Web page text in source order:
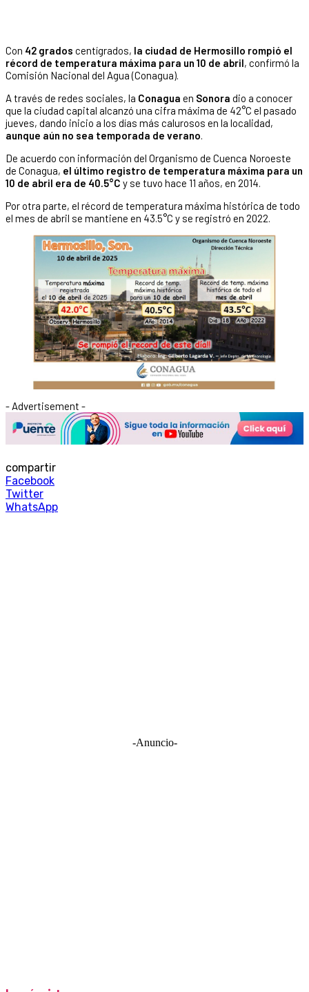
Con 42 grados centígrados, la ciudad de Hermosillo rompió el
récord de temperatura máxima para un 10 de abril, confirmó la
Comisión Nacional del Agua (Conagua).
A través de redes sociales, la Conagua en Sonora dio a conocer
que la ciudad capital alcanzó una cifra máxima de 42°C el pasado
jueves, dando inicio a los días más calurosos en la localidad,
aunque aún no sea temporada de verano.
De acuerdo con información del Organismo de Cuenca Noroeste
de Conagua, el último registro de temperatura máxima para un
10 de abril era de 40.5°C y se tuvo hace 11 años, en 2014.
Por otra parte, el récord de temperatura máxima histórica de todo
el mes de abril se mantiene en 43.5°C y se registró en 2022.
- Advertisement -
compartir
Facebook
Twitter
WhatsApp
-Anuncio-